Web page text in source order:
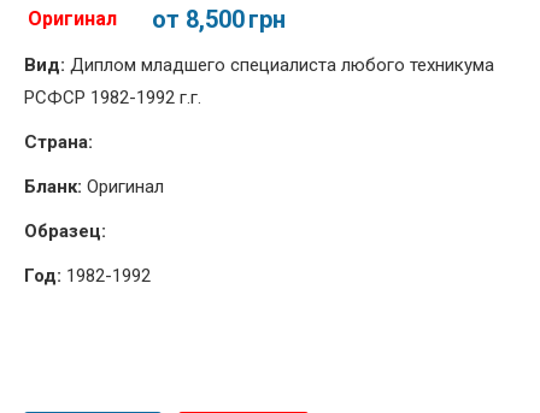
Оригинал
от 8,500грн
Вид: Диплом младшего специалиста любого техникума
РСФСР 1982-1992 г.г.
Страна:
Бланк: Оригинал
Образец:
Год: 1982-1992